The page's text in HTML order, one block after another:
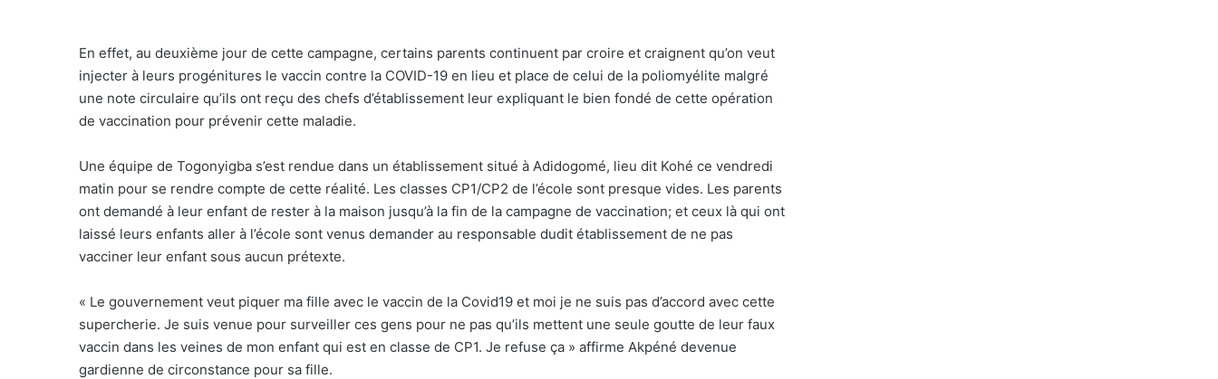
En effet, au deuxième jour de cette campagne, certains parents continuent par croire et craignent qu’on veut
injecter à leurs progénitures le vaccin contre la COVID-19 en lieu et place de celui de la poliomyélite malgré
une note circulaire qu’ils ont reçu des chefs d’établissement leur expliquant le bien fondé de cette opération
de vaccination pour prévenir cette maladie.
Une équipe de Togonyigba s’est rendue dans un établissement situé à Adidogomé, lieu dit Kohé ce vendredi
matin pour se rendre compte de cette réalité. Les classes CP1/CP2 de l’école sont presque vides. Les parents
ont demandé à leur enfant de rester à la maison jusqu’à la fin de la campagne de vaccination; et ceux là qui ont
laissé leurs enfants aller à l’école sont venus demander au responsable dudit établissement de ne pas
vacciner leur enfant sous aucun prétexte.
« Le gouvernement veut piquer ma fille avec le vaccin de la Covid19 et moi je ne suis pas d’accord avec cette
supercherie. Je suis venue pour surveiller ces gens pour ne pas qu’ils mettent une seule goutte de leur faux
vaccin dans les veines de mon enfant qui est en classe de CP1. Je refuse ça » affirme Akpéné devenue
gardienne de circonstance pour sa fille.